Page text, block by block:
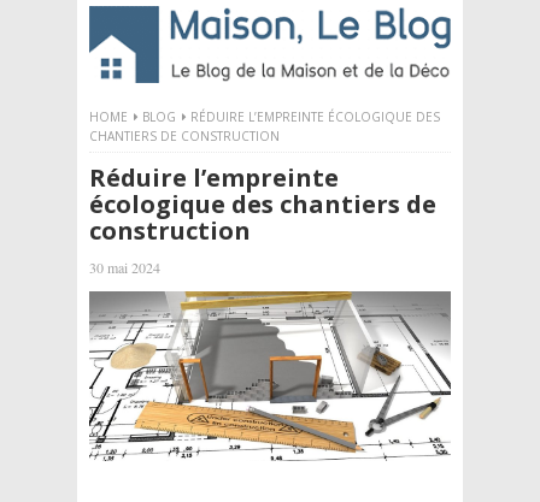
HOME BLOG
RÉDUIRE L’EMPREINTE ÉCOLOGIQUE DES
CHANTIERS DE CONSTRUCTION
Réduire l’empreinte
écologique des chantiers de
construction
30 mai 2024